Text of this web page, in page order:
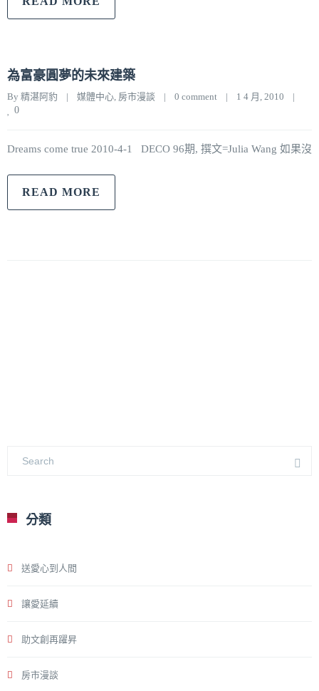
為富豪圓夢的未來建築
By 精湛阿豹 | 媒體中心, 房市漫談 | 0 comment | 1 4 月, 2010 |
0
Dreams come true 2010-4-1 DECO 96期, 撰文=Julia Wang 如果沒
READ MORE
分類
送愛心到人間
讓愛延續
助文創再躍昇
房市漫談